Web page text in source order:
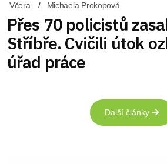
Včera Michaela Prokopová
Přes 70 policistů
Stříbře. Cvičili útok
úřad práce
Další články